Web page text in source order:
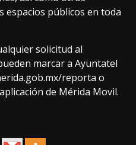
espacios públicos en toda
solicitud al
marcar a Ayuntatel
reporta o
de Mérida Movil.